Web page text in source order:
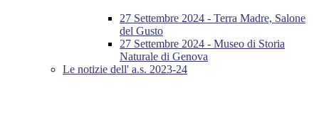
27 Settembre 2024 - Terra Madre, Salone
del Gusto
27 Settembre 2024 - Museo di Storia
Naturale di Genova
Le notizie dell' a.s. 2023-24